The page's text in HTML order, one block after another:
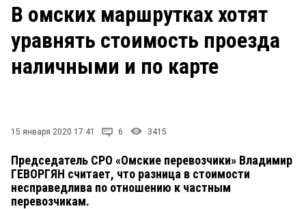
ЗАКОН
НОВОСТИ КОМПАНИЙ
Рейтинги
Блоги
Архив
В омских маршрутках хотят
уравнять стоимость проезда
наличными и по карте
15 января 2020 17:41 6 3415
Председатель СРО «Омские перевозчики» Владимир
ГЕВОРГЯН считает, что разница в стоимости
несправедлива по отношению к частным
перевозчикам.